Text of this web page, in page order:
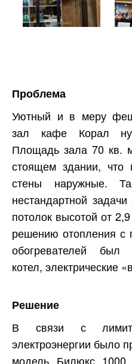
Проблема
Уютный и в меру
зал кафе Корал
Площадь зала 70 кв.
стоящем здании, что
стены наружные.
нестандартной
потолок высотой от
решению отопления
обогревателей был
котел, электрические
Решение
В связи с
электроэнергии было
модель Билюкс